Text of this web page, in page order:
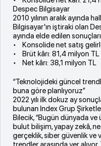
Despec Bilgisayar
2010 yılının aralık ayında
Bilgisayar'ın iştiraki olan
ayında elde edilen
• Konsolide net satış
• Brüt kârı: 81,4 milyon TL
• Net kârı: 38,1 milyon TL
“Teknolojideki güncel
buna göre planlıyoruz”
2022 yılı ilk dokuz ay
bulunan Index Grup
Bilecik, “Bugün dünyada
bulut bilişim, yapay zekâ,
gerçeklik, siber güvenlik ve